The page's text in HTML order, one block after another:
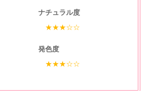
ナチュラル度
★★★☆☆
発色度
★★★☆☆